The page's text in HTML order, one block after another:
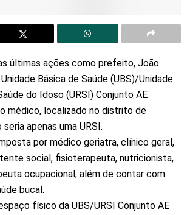
últimas ações como prefeito, João
Básica de Saúde (UBS)/Unidade
do Idoso (URSI) Conjunto AE
médico, localizado no distrito de
apenas uma URSI.
por médico geriatra, clínico geral,
social, fisioterapeuta, nutricionista,
ocupacional, além de contar com
bucal.
físico da UBS/URSI Conjunto AE